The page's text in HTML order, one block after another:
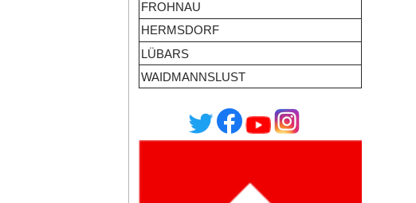
FROHNAU
HERMSDORF
LÜBARS
WAIDMANNSLUST